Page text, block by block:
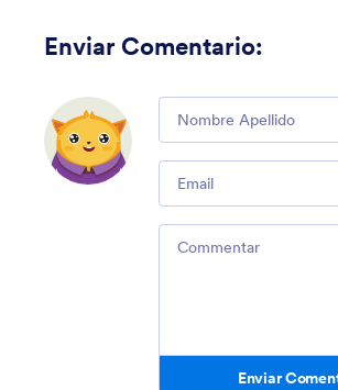
Enviar Comentario:
Enviar